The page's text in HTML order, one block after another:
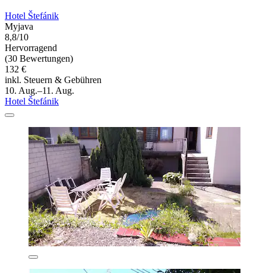
Hotel Štefánik
Myjava
8,8/10
Hervorragend
(30 Bewertungen)
132 €
inkl. Steuern & Gebühren
10. Aug.–11. Aug.
Hotel Štefánik